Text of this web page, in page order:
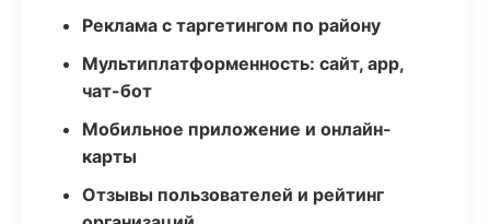
Реклама с таргетингом по району
Мультиплатформенность: сайт, app,
чат-бот
Мобильное приложение и онлайн-
карты
Отзывы пользователей и рейтинг